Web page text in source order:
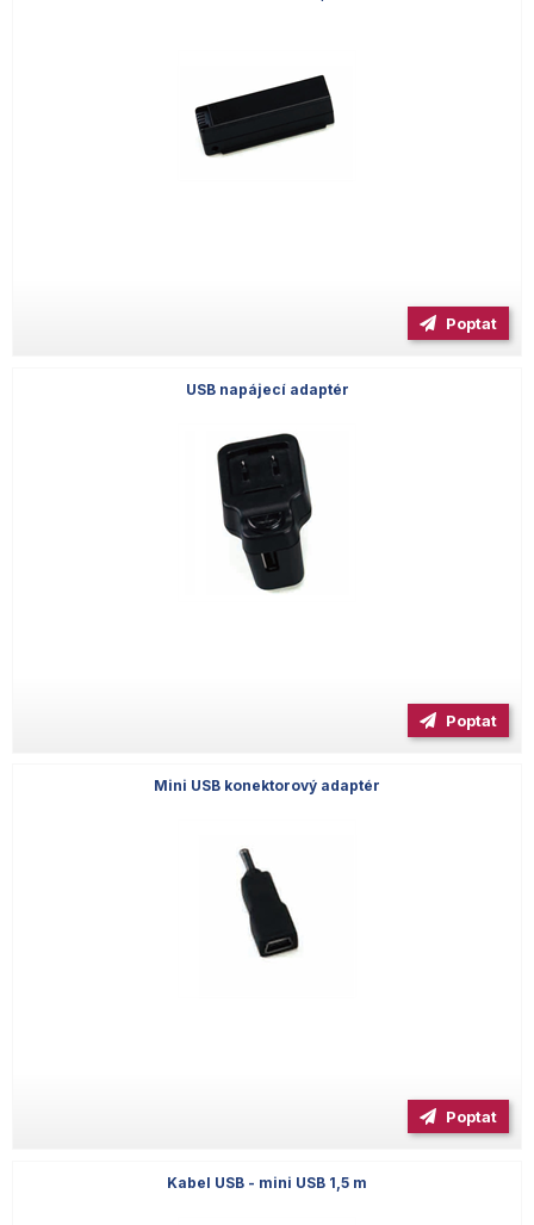
Poptat
USB napájecí adaptér
Poptat
Mini USB konektorový adaptér
Poptat
Kabel USB - mini USB 1,5 m